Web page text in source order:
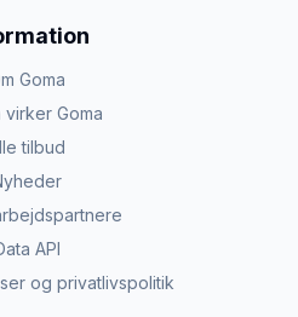
Goma
virker Goma
tilbud
API
og privatlivspolitik